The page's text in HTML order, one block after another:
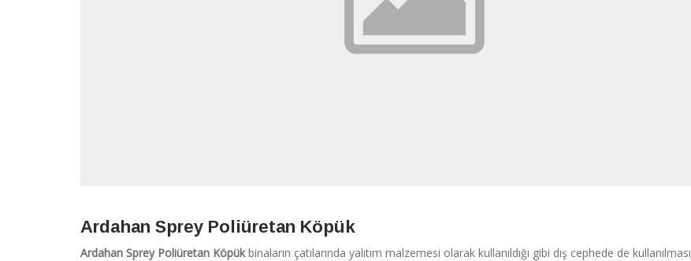
Ardahan Sprey Poliüretan Köpük
Ardahan Sprey Poliüretan Köpükbinaların çatılarında yalıtım malzemesi olarak kullanıldığı gibi dış cephede de kullanılması